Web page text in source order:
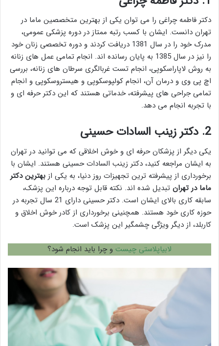
دکتر فاطمه چراغی را می توان یکی از بهترین متخصصین ماما در
تهران دانست. ایشان با کسب رتبه ممتاز در دوره پزشکی عمومی،
مدرک خود را در سال 1381 دریافت کردند و دوره تخصصی زنان خود
را نیز در سال 1385 به پایان رسانده اند. انجام تمامی عمل های زنانه
به روش لاپاراسکوپی، انجام تست غربالگری سرطان های زنانه، بررسی
اچ پی وی و درمان آن، انجام کولپوسکوپی و هیستروسکوپی و انجام
تمامی جراحی های پیشرفته، خدماتی هستند که این دکتر حرفه ای و
با تجربه انجام می دهد.
2. دکتر زینب السادات حسینی
یکی دیگر از پزشکان حرفه ای و خوش اخلاقی که می توانید در تهران
به ایشان مراجعه کنید، دکتر زینب السادات حسینی هستند. ایشان با
برخورداری از پیشرفته ترین تجهیزات روز دنیا، به یکی از بهترین دکتر
ماما در تهران تبدیل شده اند. نکته قابل توجه درباره این پزشک،
سابقه کاری بالای ایشان است. دکتر حسینی دارای 21 سال تجربه در
حوزه کاری خود هستند. همچنینی برخورداری از کادر خوش اخلاق و
کاربلد، از دیگر ویژگی چشمگیر این پزشک است.
لابیاپلاستی چیست و چرا باید انجام شود؟